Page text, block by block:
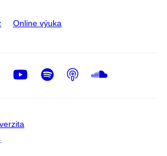
Online výuka
DiscordYoutube
Spotify
Podcast